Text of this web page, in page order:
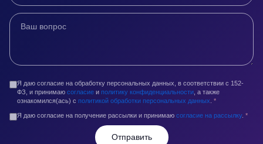
Я даю согласие на обработку персональных данных, в соответствии с 152-
ФЗ, и принимаю согласие и политику конфиденциальности , а также
ознакомился(ась) с политикой обработки персональных данных *
Я даю согласие на получение рассылки и принимаю согласие на рассылку. *
Отправить